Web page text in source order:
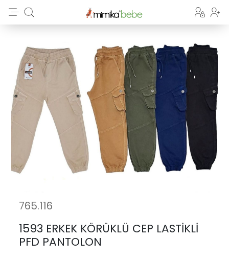
765.116
1593 ERKEK KÖRÜKLÜ CEP LASTİKLİ
PFD PANTOLON